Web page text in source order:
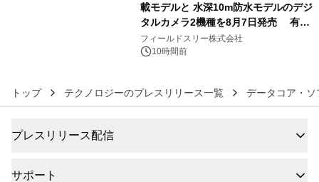
載モデルと 水深10m防水モデルのデジ
タルカメラ2機種を8月7日発売 有効
約1300万画素、用途別に選べるコンデ
ジ新登場
フィールドスリー株式会社
10時間前
トップ テクノロジーのプレスリリース一覧 データコア・
プレスリリース配信
サポート